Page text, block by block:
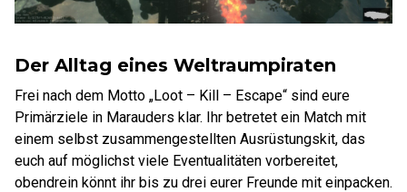
Der Alltag eines Weltraumpiraten
Frei nach dem Motto „Loot – Kill – Escape“ sind eure
Primärziele in Marauders klar. Ihr betretet ein Match mit
einem selbst zusammengestellten Ausrüstungskit, das
euch auf möglichst viele Eventualitäten vorbereitet,
obendrein könnt ihr bis zu drei eurer Freunde mit einpacken.